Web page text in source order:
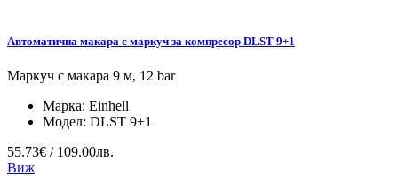
Автоматична макара с маркуч за компресор DLST 9+1
Маркуч с макара 9 м, 12 bar
Марка: Einhell
Модел: DLST 9+1
55.73€ / 109.00лв.
Виж